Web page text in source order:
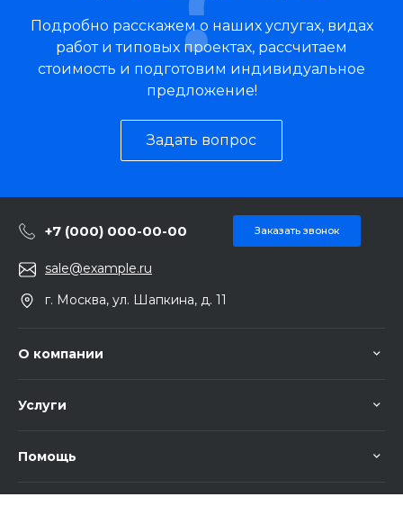
Подробно расскажем о наших услугах, видах
работ и типовых проектах, рассчитаем
стоимость и подготовим индивидуальное
предложение!
Задать вопрос
+7 (000) 000-00-00 Заказать звонок
sale@example.ru
г. Москва, ул. Шапкина, д. 11
О компании
Услуги
Помощь